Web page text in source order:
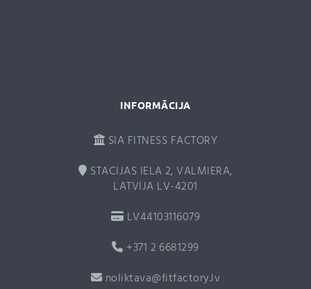
INFORMĀCIJA
SIA FITNESS FACTORY
STACIJAS IELA 2, VALMIERA,
LATVIJA LV-4201
LV44103116079
+371 2 6681299
noliktava@fitfactory.lv